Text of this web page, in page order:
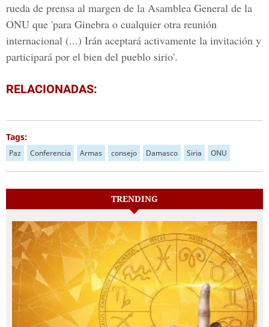
rueda de prensa al margen de la Asamblea General de la
ONU que 'para Ginebra o cualquier otra reunión
internacional (...) Irán aceptará activamente la invitación y
participará por el bien del pueblo sirio'.
RELACIONADAS:
Tags:
Paz Conferencia Armas consejo Damasco Siria ONU
TRENDING